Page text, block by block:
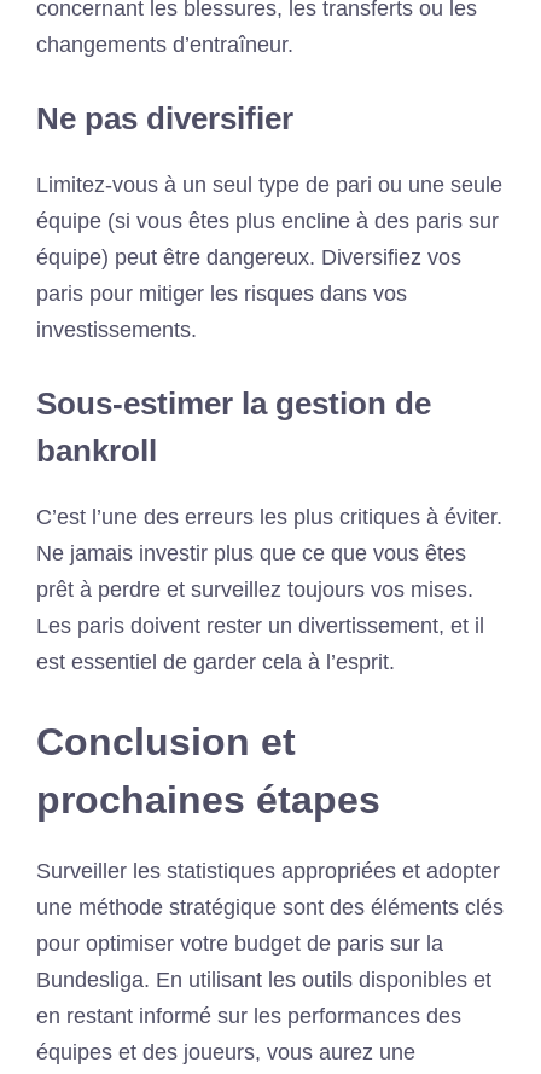
concernant les blessures, les transferts ou les
changements d’entraîneur.
Ne pas diversifier
Limitez-vous à un seul type de pari ou une seule
équipe (si vous êtes plus encline à des paris sur
équipe) peut être dangereux. Diversifiez vos
paris pour mitiger les risques dans vos
investissements.
Sous-estimer la gestion de
bankroll
C’est l’une des erreurs les plus critiques à éviter.
Ne jamais investir plus que ce que vous êtes
prêt à perdre et surveillez toujours vos mises.
Les paris doivent rester un divertissement, et il
est essentiel de garder cela à l’esprit.
Conclusion et
prochaines étapes
Surveiller les statistiques appropriées et adopter
une méthode stratégique sont des éléments clés
pour optimiser votre budget de paris sur la
Bundesliga. En utilisant les outils disponibles et
en restant informé sur les performances des
équipes et des joueurs, vous aurez une